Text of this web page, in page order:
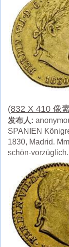
(832 X 410 像
发布人:
SPANIEN
1830, Madrid.
schön-vorzüglich.